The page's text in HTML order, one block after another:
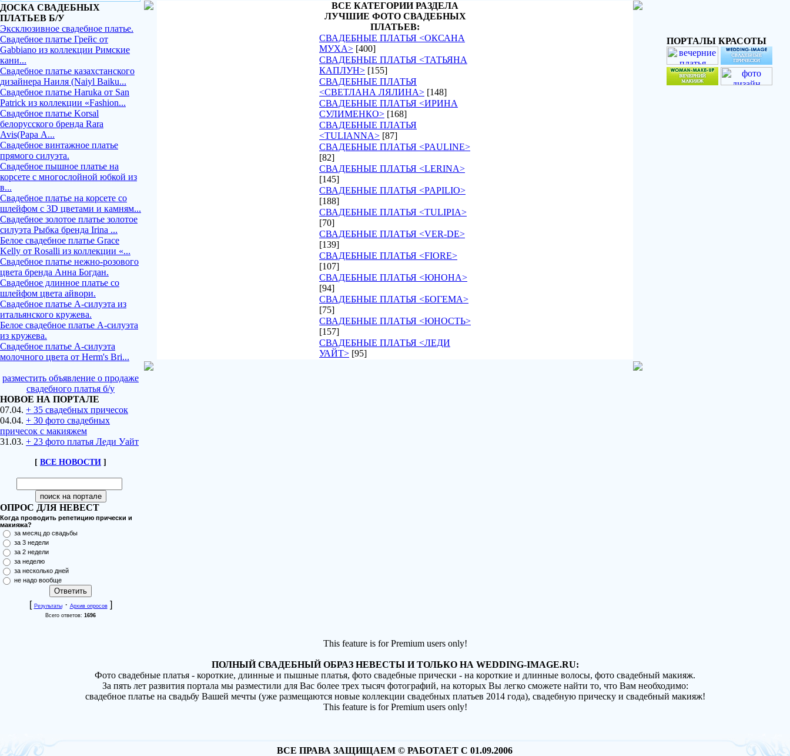
ДОСКА СВАДЕБНЫХ
ПЛАТЬЕВ Б/У
Эксклюзивное свадебное платье.
Свадебное платье Грейс от
Gabbiano из коллекции Римские
кани...
Свадебное платье казахстанского
дизайнера Наиля (Naiyl Baiku...
Свадебное платье Haruka от San
Patrick из коллекции «Fashion...
Свадебное платье Korsal
белорусского бренда Rara
Avis(Рара А...
Свадебное винтажное платье
прямого силуэта.
Свадебное пышное платье на
корсете с многослойной юбкой из
в...
Свадебное платье на корсете со
шлейфом с 3D цветами и камням...
Свадебное золотое платье золотое
силуэта Рыбка бренда Irina ...
Белое свадебное платье Grace
Kelly от Rosalli из коллекции «...
Свадебное платье нежно-розового
цвета бренда Анна Богдан.
Свадебное длинное платье со
шлейфом цвета айвори.
Свадебное платье А-силуэта из
итальянского кружева.
Белое свадебное платье А-силуэта
из кружева.
Свадебное платье А-силуэта
молочного цвета от Herm's Bri...
разместить объявление о продаже
свадебного платья б/у
НОВОЕ НА ПОРТАЛЕ
07.04. + 35 свадебных причесок
04.04. + 30 фото свадебных
причесок с макияжем
31.03. + 23 фото платья Леди Уайт
[ ВСЕ НОВОСТИ ]
ОПРОС ДЛЯ НЕВЕСТ
Когда проводить репетицию прически и
макияжа?
за месяц до свадьбы
за 3 недели
за 2 недели
за неделю
за несколько дней
не надо вообще
[ Результаты· Архив опросов]
Всего ответов: 1696
ВСЕ КАТЕГОРИИ РАЗДЕЛА
ЛУЧШИЕ ФОТО СВАДЕБНЫХ
ПЛАТЬЕВ:
СВАДЕБНЫЕ ПЛАТЬЯ <ОКСАНА
МУХА> [400]
СВАДЕБНЫЕ ПЛАТЬЯ <ТАТЬЯНА
КАПЛУН> [155]
СВАДЕБНЫЕ ПЛАТЬЯ
<СВЕТЛАНА ЛЯЛИНА> [148]
СВАДЕБНЫЕ ПЛАТЬЯ <ИРИНА
СУЛИМЕНКО> [168]
СВАДЕБНЫЕ ПЛАТЬЯ
<TULIANNA> [87]
СВАДЕБНЫЕ ПЛАТЬЯ <PAULINE>
[82]
СВАДЕБНЫЕ ПЛАТЬЯ <LERINA>
[145]
СВАДЕБНЫЕ ПЛАТЬЯ <PAPILIO>
[188]
СВАДЕБНЫЕ ПЛАТЬЯ <TULIPIA>
[70]
СВАДЕБНЫЕ ПЛАТЬЯ <VER-DE>
[139]
СВАДЕБНЫЕ ПЛАТЬЯ <FIORE>
[107]
СВАДЕБНЫЕ ПЛАТЬЯ <ЮНОНА>
[94]
СВАДЕБНЫЕ ПЛАТЬЯ <БОГЕМА>
[75]
СВАДЕБНЫЕ ПЛАТЬЯ <ЮНОСТЬ>
[157]
СВАДЕБНЫЕ ПЛАТЬЯ <ЛЕДИ
УАЙТ> [95]
ПОРТАЛЫ КРАСОТЫ
This feature is for Premium users only!
ПОЛНЫЙ СВАДЕБНЫЙ ОБРАЗ НЕВЕСТЫ И ТОЛЬКО НА WEDDING-IMAGE.RU:
Фото свадебные платья - короткие, длинные и пышные платья, фото свадебные прически - на короткие и длинные волосы, фото свадебный макияж.
За пять лет развития портала мы разместили для Вас более трех тысяч фотографий, на которых Вы легко сможете найти то, что Вам необходимо:
свадебное платье на свадьбу Вашей мечты (уже размещаются новые коллекции свадебных платьев 2014 года), свадебную прическу и свадебный макияж!
This feature is for Premium users only!
ВСЕ ПРАВА ЗАЩИЩАЕМ © РАБОТАЕТ С 01.09.2006